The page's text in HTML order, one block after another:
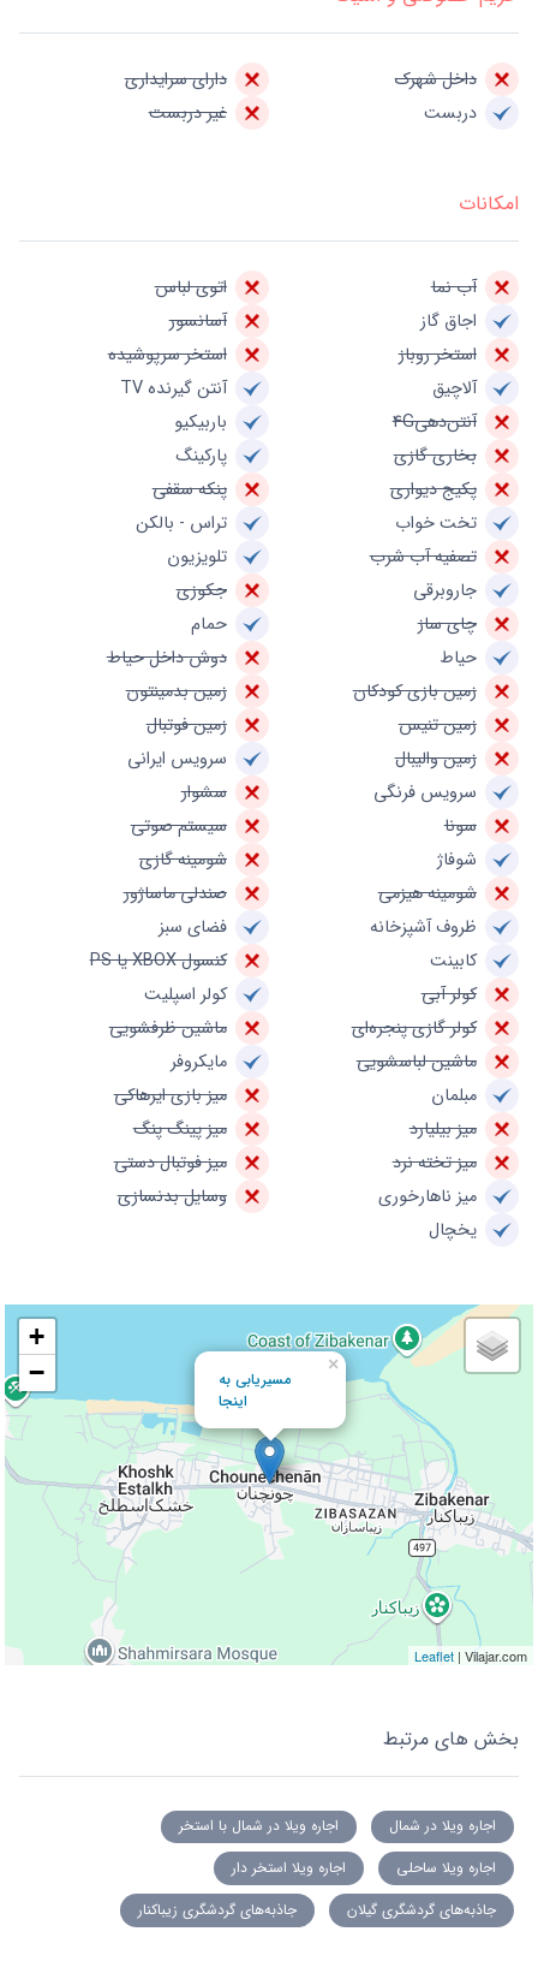
داخل شهرک
دارای سرایداری
دربست
غیر دربست
امکانات
آب نما
اتوی لباس
اجاق گاز
آسانسور
استخر روباز
استخر سرپوشیده
آلاچیق
آنتن گیرنده TV
آنتن‌دهی4G
باربیکیو
بخاری گازی
پارکینگ
پکیج دیواری
پنکه سقفی
تخت خواب
تراس - بالکن
تصفیه آب شرب
تلویزیون
جاروبرقی
جکوزی
چای ساز
حمام
حیاط
دوش داخل حیاط
زمین بازی کودکان
زمین بدمینتون
زمین تنیس
زمین فوتبال
زمین والیبال
سرویس ایرانی
سرویس فرنگی
سشوار
سونا
سیستم صوتی
شوفاژ
شومینه گازی
شومینه هیزمی
صندلی ماساژور
ظروف آشپزخانه
فضای سبز
کابینت
کنسول XBOX یا PS
کولر آبی
کولر اسپلیت
کولر گازی پنجره‌ای
ماشین ظرفشویی
ماشین لباسشویی
مایکروفر
مبلمان
میز بازی ایرهاکی
میز بیلیارد
میز پینگ پنگ
میز تخته نرد
میز فوتبال دستی
میز ناهارخوری
وسایل بدنسازی
یخچال
مسیریابی به
اینجا
×
+
−
Leaflet | Vilajar.com
بخش های مرتبط
اجاره ویلا در شمال
اجاره ویلا در شمال با استخر
اجاره ویلا ساحلی
اجاره ویلا استخر دار
جاذبه‌های گردشگری گیلان
جاذبه‌های گردشگری زیباکنار